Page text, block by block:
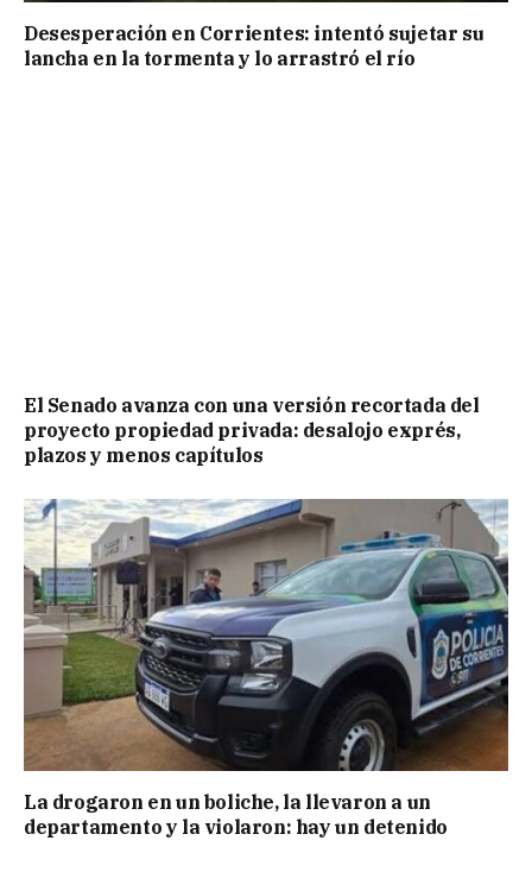
Desesperación en Corrientes: intentó sujetar su
lancha en la tormenta y lo arrastró el río
El Senado avanza con una versión recortada del
proyecto propiedad privada: desalojo exprés,
plazos y menos capítulos
La drogaron en un boliche, la llevaron a un
departamento y la violaron: hay un detenido